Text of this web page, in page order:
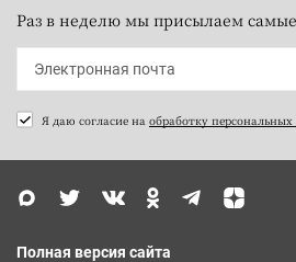
Раз в неделю мы присылаем
Я даю согласие на обработку
Полная версия сайта